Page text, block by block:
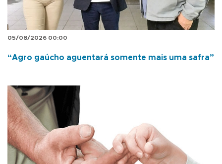
05/08/2026 00:00
“Agro gaúcho aguentará somente mais uma safra”